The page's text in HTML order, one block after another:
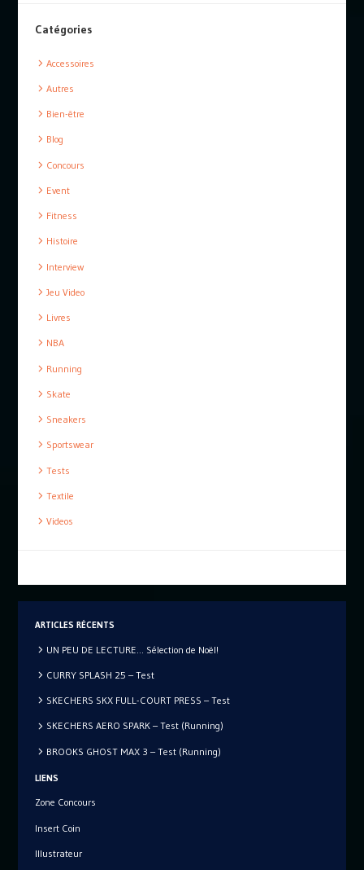
Catégories
Accessoires
Autres
Bien-être
Blog
Concours
Event
Fitness
Histoire
Interview
Jeu Video
Livres
NBA
Running
Skate
Sneakers
Sportswear
Tests
Textile
Videos
ARTICLES RÉCENTS
UN PEU DE LECTURE… Sélection de Noël!
CURRY SPLASH 25 – Test
SKECHERS SKX FULL-COURT PRESS – Test
SKECHERS AERO SPARK – Test (Running)
BROOKS GHOST MAX 3 – Test (Running)
LIENS
Zone Concours
Insert Coin
Illustrateur